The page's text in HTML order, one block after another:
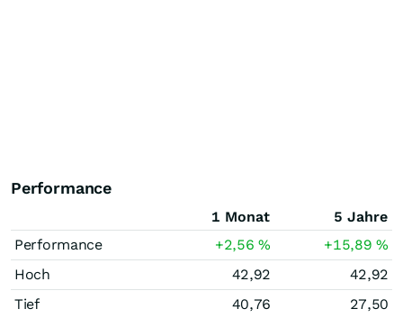
Performance
1 Monat
5 Jahre
Performance
+2,56% +15,89%
Hoch
42,92
42,92
Tief
40,76
27,50